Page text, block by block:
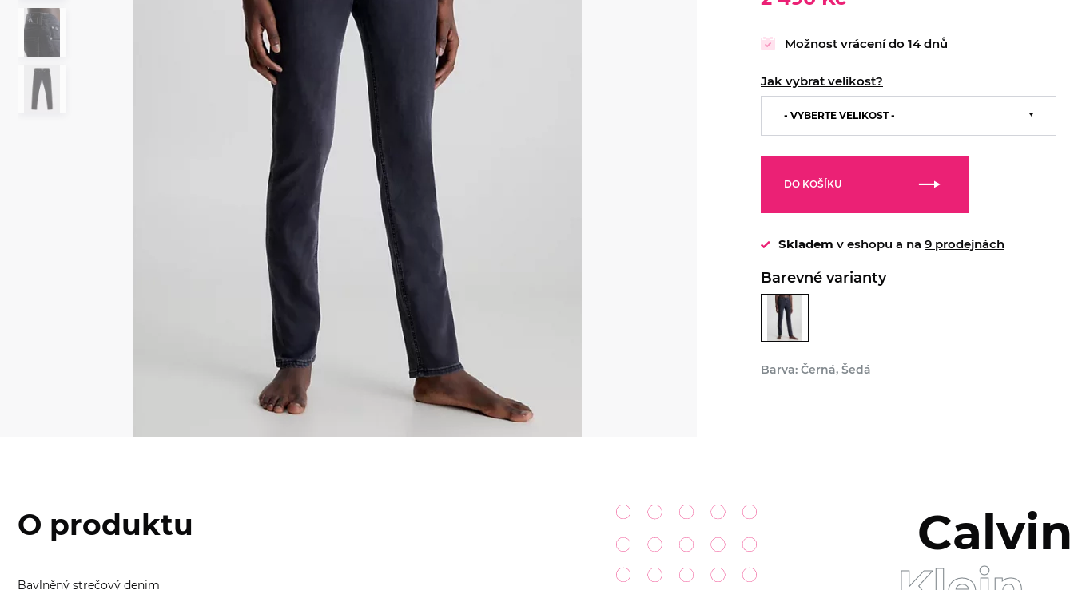
Možnost vrácení do 14 dnů
Jak vybrat velikost?
- VYBERTE VELIKOST -
DO KOŠÍKU
Skladem v eshopu a na 9 prodejnách
Barevné varianty
Barva: Černá, Šedá
O produktu
Bavlněný strečový denim
Calvin